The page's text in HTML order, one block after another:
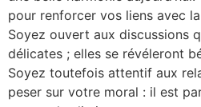
pour renforcer vos liens avec
Soyez ouvert aux discussions
délicates ; elles se révéleront
Soyez toutefois attentif aux
peser sur votre moral : il est